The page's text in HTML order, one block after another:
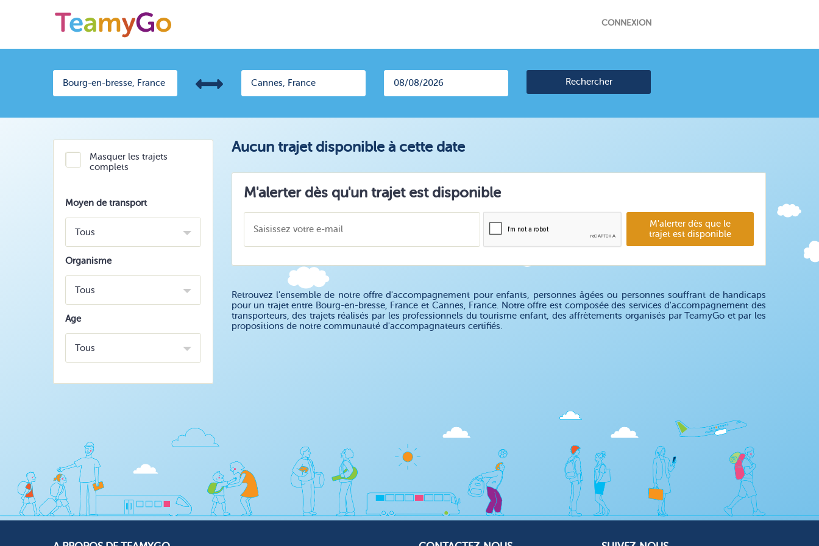
CONNEXION
Rechercher
Masquer les trajets
complets
Moyen de transport
Tous
Organisme
Tous
Age
Tous
Aucun trajet disponible à cette date
M'alerter dès qu'un trajet est disponible
M'alerter dès que le
trajet est disponible
Retrouvez l'ensemble de notre offre d'accompagnement pour enfants, personnes âgées ou personnes souffrant de handicaps
pour un trajet entre Bourg-en-bresse, France et Cannes, France. Notre offre est composée des services d'accompagnement des
transporteurs, des trajets réalisés par les professionnels du tourisme enfant, des affrètements organisés par TeamyGo et par les
propositions de notre communauté d'accompagnateurs certifiés.